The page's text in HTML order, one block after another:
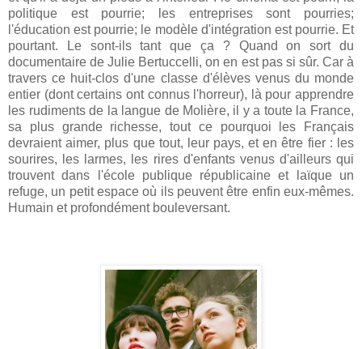
politique est pourrie; les entreprises sont pourries;
l'éducation est pourrie; le modèle d'intégration est pourrie. Et
pourtant. Le sont-ils tant que ça ? Quand on sort du
documentaire de Julie Bertuccelli, on en est pas si sûr. Car à
travers ce huit-clos d'une classe d'élèves venus du monde
entier (dont certains ont connus l'horreur), là pour apprendre
les rudiments de la langue de Molière, il y a toute la France,
sa plus grande richesse, tout ce pourquoi les Français
devraient aimer, plus que tout, leur pays, et en être fier : les
sourires, les larmes, les rires d'enfants venus d'ailleurs qui
trouvent dans l'école publique républicaine et laïque un
refuge, un petit espace où ils peuvent être enfin eux-mêmes.
Humain et profondément bouleversant.